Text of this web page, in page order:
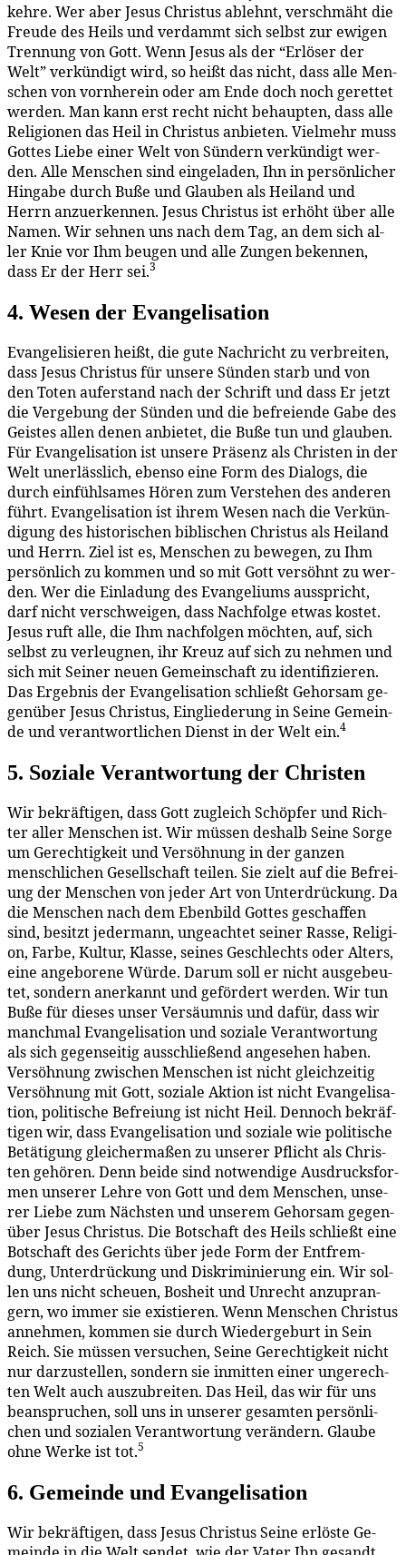
keh­re. Wer aber Je­sus Chris­tus ab­lehnt, ver­schmäht die
Freu­de des Heils und ver­dammt sich selbst zur ewi­gen
Tren­nung von Gott. Wenn Je­sus als der “Er­lö­ser der
Welt” ver­kün­digt wird, so heißt das nicht, dass al­le Men­
schen von vorn­her­ein oder am En­de doch noch ge­ret­tet
wer­den. Man kann erst recht nicht be­haup­ten, dass al­le
Re­li­gio­nen das Heil in Chris­tus an­bie­ten. Viel­mehr muss
Got­tes Lie­be ei­ner Welt von Sün­dern ver­kün­digt wer­
den. Al­le Men­schen sind ein­ge­la­den, Ihn in per­sön­li­cher
Hin­ga­be durch Bu­ße und Glau­ben als Hei­land und
Herrn an­zu­er­ken­nen. Je­sus Chris­tus ist er­höht über al­le
Na­men. Wir seh­nen uns nach dem Tag, an dem sich al­
ler Knie vor Ihm beu­gen und al­le Zun­gen be­ken­nen,
dass Er der Herr sei.3
4. We­sen der Evangelisation
Evan­ge­li­sie­ren heißt, die gu­te Nach­richt zu ver­brei­ten,
dass Je­sus Chris­tus für un­se­re Sün­den starb und von
den To­ten auf­er­stand nach der Schrift und dass Er jetzt
die Ver­ge­bung der Sün­den und die be­frei­en­de Ga­be des
Geis­tes al­len de­nen an­bie­tet, die Bu­ße tun und glau­ben.
Für Evan­ge­li­sa­ti­on ist un­se­re Prä­senz als Chris­ten in der
Welt un­er­läss­lich, eben­so ei­ne Form des Dia­logs, die
durch ein­fühl­sa­mes Hö­ren zum Ver­ste­hen des an­de­ren
führt. Evan­ge­li­sa­ti­on ist ih­rem We­sen nach die Ver­kün­
di­gung des his­to­ri­schen bi­bli­schen Chris­tus als Hei­land
und Herrn. Ziel ist es, Men­schen zu be­we­gen, zu Ihm
per­sön­lich zu kom­men und so mit Gott ver­söhnt zu wer­
den. Wer die Ein­la­dung des Evan­ge­li­ums aus­spricht,
darf nicht ver­schwei­gen, dass Nach­fol­ge et­was kos­tet.
Je­sus ruft al­le, die Ihm nach­fol­gen möch­ten, auf, sich
selbst zu ver­leug­nen, ihr Kreuz auf sich zu neh­men und
sich mit Sei­ner neu­en Ge­mein­schaft zu iden­ti­fi­zie­ren.
Das Er­geb­nis der Evan­ge­li­sa­ti­on schließt Ge­hor­sam ge­
gen­über Je­sus Chris­tus, Ein­glie­de­rung in Sei­ne Ge­mein­
de und ver­ant­wort­li­chen Dienst in der Welt ein.4
5. So­zia­le Ver­ant­wor­tung der Christen
Wir be­kräf­ti­gen, dass Gott zu­gleich Schöp­fer und Rich­
ter al­ler Men­schen ist. Wir müs­sen des­halb Sei­ne Sor­ge
um Ge­rech­tig­keit und Ver­söh­nung in der gan­zen
mensch­li­chen Ge­sell­schaft tei­len. Sie zielt auf die Be­frei­
ung der Men­schen von je­der Art von Un­ter­drü­ckung. Da
die Men­schen nach dem Eben­bild Got­tes ge­schaf­fen
sind, be­sitzt je­der­mann, un­ge­ach­tet sei­ner Ras­se, Re­li­gi­
on, Far­be, Kul­tur, Klas­se, sei­nes Ge­schlechts oder Al­ters,
ei­ne an­ge­bo­re­ne Wür­de. Dar­um soll er nicht aus­ge­beu­
tet, son­dern an­er­kannt und ge­för­dert wer­den. Wir tun
Bu­ße für die­ses un­ser Ver­säum­nis und da­für, dass wir
manch­mal Evan­ge­li­sa­ti­on und so­zia­le Ver­ant­wor­tung
als sich ge­gen­sei­tig aus­schlie­ßend an­ge­se­hen ha­ben.
Ver­söh­nung zwi­schen Men­schen ist nicht gleich­zei­tig
Ver­söh­nung mit Gott, so­zia­le Ak­ti­on ist nicht Evan­ge­li­sa­
ti­on, po­li­ti­sche Be­frei­ung ist nicht Heil. Den­noch be­kräf­
ti­gen wir, dass Evan­ge­li­sa­ti­on und so­zia­le wie po­li­ti­sche
Be­tä­ti­gung glei­cher­ma­ßen zu un­se­rer Pflicht als Chris­
ten ge­hö­ren. Denn bei­de sind not­wen­di­ge Aus­drucks­for­
men un­se­rer Leh­re von Gott und dem Men­schen, un­se­
rer Lie­be zum Nächs­ten und un­se­rem Ge­hor­sam ge­gen­
über Je­sus Chris­tus. Die Bot­schaft des Heils schließt ei­ne
Bot­schaft des Ge­richts über je­de Form der Ent­frem­
dung, Un­ter­drü­ckung und Dis­kri­mi­nie­rung ein. Wir sol­
len uns nicht scheu­en, Bos­heit und Un­recht an­zu­pran­
gern, wo im­mer sie exis­tie­ren. Wenn Men­schen Chris­tus
an­neh­men, kom­men sie durch Wie­der­ge­burt in Sein
Reich. Sie müs­sen ver­su­chen, Sei­ne Ge­rech­tig­keit nicht
nur dar­zu­stel­len, son­dern sie in­mit­ten ei­ner un­ge­rech­
ten Welt auch aus­zu­brei­ten. Das Heil, das wir für uns
be­an­spru­chen, soll uns in un­se­rer ge­sam­ten per­sön­li­
chen und so­zia­len Ver­ant­wor­tung ver­än­dern. Glau­be
oh­ne Wer­ke ist tot.5
6. Ge­mein­de und Evangelisation
Wir be­kräf­ti­gen, dass Je­sus Chris­tus Sei­ne er­lös­te Ge­